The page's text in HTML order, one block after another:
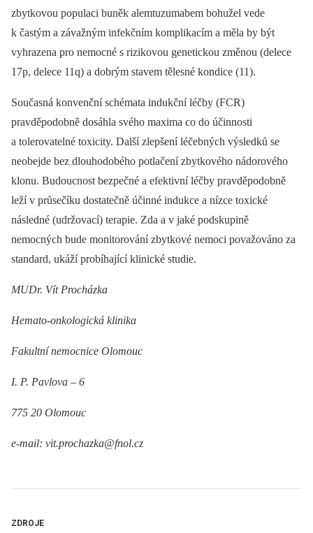
zbytkovou populaci buněk alemtuzumabem bohužel vede
k častým a závažným infekčním komplikacím a měla by být
vyhrazena pro nemocné s rizikovou genetickou změnou (delece
17p, delece 11q) a dobrým stavem tělesné kondice (11).
Současná konvenční schémata indukční léčby (FCR)
pravděpodobně dosáhla svého maxima co do účinnosti
a tolerovatelné toxicity. Další zlepšení léčebných výsledků se
neobejde bez dlouhodobého potlačení zbytkového nádorového
klonu. Budoucnost bezpečné a efektivní léčby pravděpodobně
leží v průsečíku dostatečně účinné indukce a nízce toxické
následné (udržovací) terapie. Zda a v jaké podskupině
nemocných bude monitorování zbytkové nemoci považováno za
standard, ukáží probíhající klinické studie.
MUDr. Vít Procházka
Hemato-onkologická klinika
Fakultní nemocnice Olomouc
I. P. Pavlova –⁠ 6
775 20 Olomouc
e-mail: vit.prochazka@fnol.cz
ZDROJE